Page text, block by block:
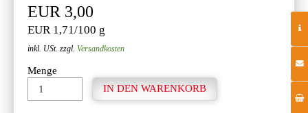
EUR 3,00
EUR 1,71/100 g
inkl. USt. zzgl. Versandkosten
Menge